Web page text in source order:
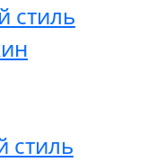
стиль
стиль